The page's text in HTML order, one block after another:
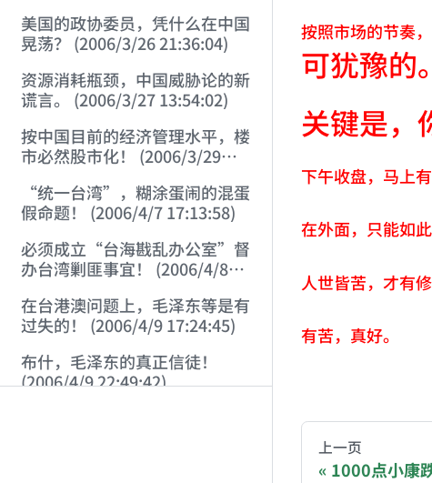
美国的政协委员，凭什么在中国
晃荡？ (2006/3/26 21:36:04)
资源消耗瓶颈，中国威胁论的新
谎言。 (2006/3/27 13:54:02)
按中国目前的经济管理水平，楼
市必然股市化！ (2006/3/29
“统一台湾”，糊涂蛋闹的混蛋
假命题！ (2006/4/7 17:13:58)
必须成立“台海戡乱办公室”督
办台湾剿匪事宜！ (2006/4/8
在台港澳问题上，毛泽东等是有
过失的！ (2006/4/9 17:24:45)
布什，毛泽东的真正信徒！
(2006/4/9 22:49:42)
按照市场的节奏
可犹豫的。
关键是，
下午收盘，马上
在外面，只能如
人世皆苦，才有
有苦，真好。
You are
上一页
1000点小康